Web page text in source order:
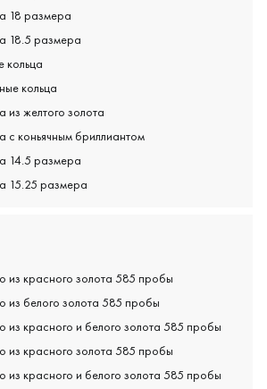
18 размера
18.5 размера
кольца
кольца
из желтого золота
с коньячным бриллиантом
14.5 размера
15.25 размера
из красного золота 585 пробы
из белого золота 585 пробы
из красного и белого золота 585 пробы
из красного золота 585 пробы
из красного и белого золота 585 пробы